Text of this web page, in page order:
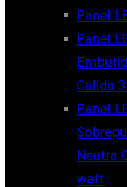
Panel
Panel
Cálida
Panel
Neutra
watt